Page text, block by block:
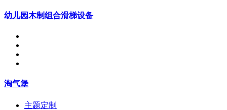
幼儿园木制组合滑梯设备
淘气堡
主题定制